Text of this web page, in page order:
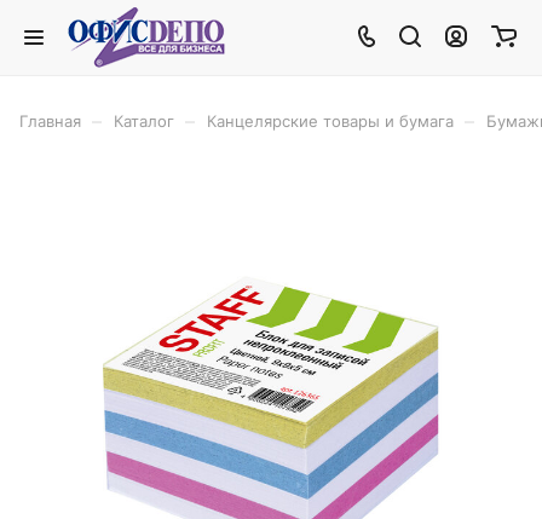
Главная Каталог Канцелярские товары и бумага